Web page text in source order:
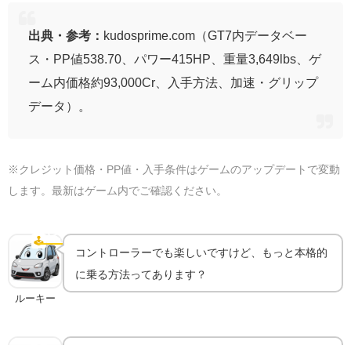
出典・参考： kudosprime.com（GT7内データベー
ス・PP値538.70、パワー415HP、重量3,649lbs、ゲ
ーム内価格約93,000Cr、入手方法、加速・グリップ
データ）。
※クレジット価格・PP値・入手条件はゲームのアップデートで変動
します。最新はゲーム内でご確認ください。
🕹️ ハンコン
ハンコンで乗るともっと気持ちいい｜機材ガイド
ルーキー
コントローラーでも楽しいですけど、もっと本格的
に乗る方法ってあります？